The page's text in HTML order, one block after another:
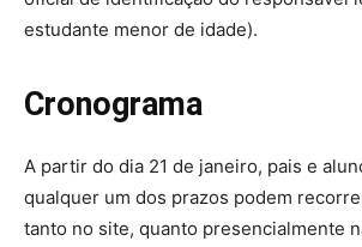
estudante menor de idade).
Cronograma
A partir do dia 21 de janeiro, pais e
qualquer um dos prazos podem
tanto no site, quanto presencialmente